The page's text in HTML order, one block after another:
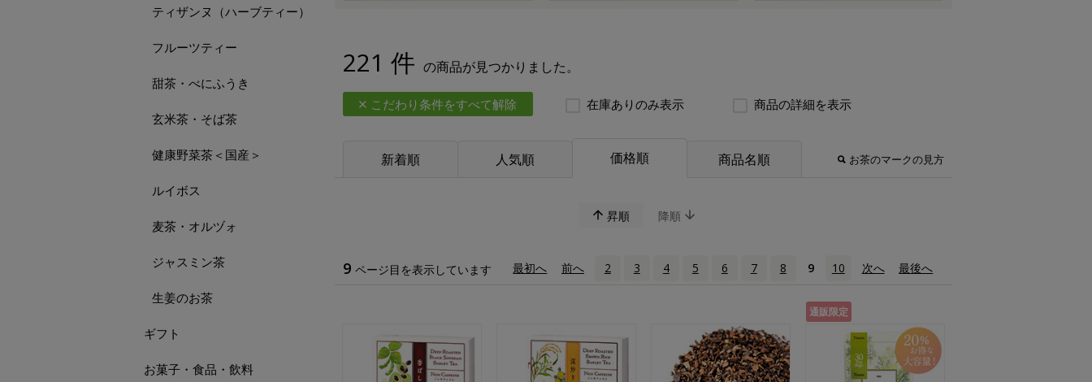
221 件 の商品が見つかりました。
こだわり条件をすべて解除 在庫ありのみ表示 商品の詳細を表示
新着順 人気順 価格順 商品名順 お茶のマークの見方
昇順 降順
9 ページ目を表示しています 最初へ 前へ 2 3 4 5 6 7 8 9 10 次へ 最後へ
通販限定
ティザンヌ（ハーブティー）
フルーツティー
甜茶・べにふうき
玄米茶・そば茶
健康野菜茶＜国産＞
ルイボス
麦茶・オルヅォ
ジャスミン茶
生姜のお茶
ギフト
お菓子・食品・飲料